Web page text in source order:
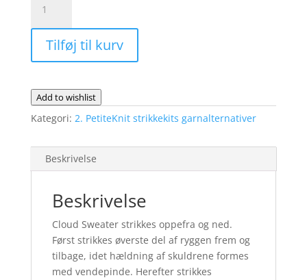
opskrift
SWEATER
Fra
PetiteKnit
|
Drops
Air
og
Silk
Tilføj til kurv
Add to wishlist
Kategori: 2. PetiteKnit strikkekits garnalternativer
Beskrivelse
Beskrivelse
Cloud Sweater strikkes oppefra og ned.
Først strikkes øverste del af ryggen frem og
tilbage, idet hældning af skuldrene formes
med vendepinde. Herefter strikkes